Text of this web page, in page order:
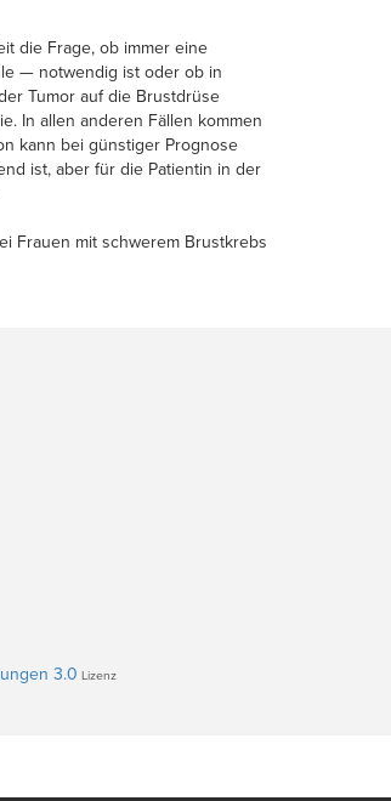
die Frage, ob immer eine
— notwendig ist oder ob in
Tumor auf die Brustdrüse
In allen anderen Fällen kommen
kann bei günstiger Prognose
ist, aber für die Patientin in der
Frauen mit schwerem Brustkrebs
3.0 Lizenz